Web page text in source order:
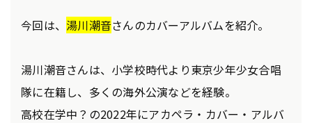
今回は、 湯川潮音さんのカバーアルバムを紹介。
湯川潮音さんは、小学校時代より東京少年少女合唱
隊に在籍し、多くの海外公演などを経験。
高校在学中？の2022年にアカペラ・カバー・アルバ